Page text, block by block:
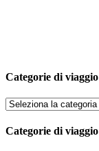
Categorie di viaggio
Categorie di viaggio